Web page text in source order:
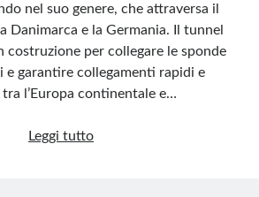
nel suo genere, che attraversa il
Danimarca e la Germania. Il tunnel
costruzione per collegare le sponde
e garantire collegamenti rapidi e
l’Europa continentale e…
Leggi tuttoFehmarn